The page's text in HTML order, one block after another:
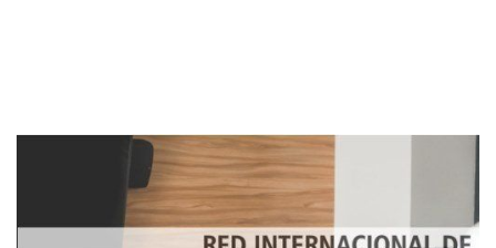
Imagen de portada